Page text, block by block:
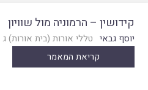
קידושין – הרמוניה מול שוויון
יוסף גבאי טללי אורות (בית אורות) ג
קריאת המאמר